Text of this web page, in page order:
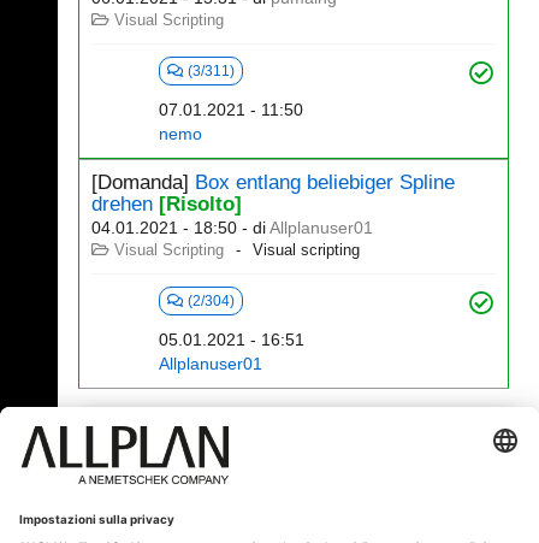
Visual Scripting
(3/311)
07.01.2021 - 11:50
nemo
[Domanda] Box entlang beliebiger Spline
drehen [Risolto]
04.01.2021 - 18:50 - diAllplanuser01
Visual Scripting Visual scripting
(2/304)
05.01.2021 - 16:51
Allplanuser01
341 - 360 (392)